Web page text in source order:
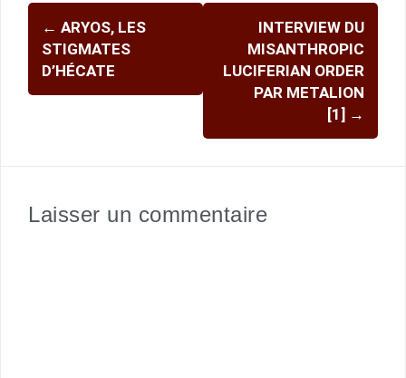
Navigation
d'article
← ARYOS, LES
STIGMATES
D’HÉCATE
INTERVIEW DU
MISANTHROPIC
LUCIFERIAN ORDER
PAR METALION
[1] →
Laisser un commentaire